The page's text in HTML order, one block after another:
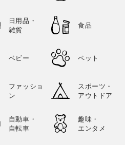
日用品・
雑貨
食品
ベビー ペット
ファッショ
ン
スポーツ・
アウトドア
自動車・
自転車
趣味・
エンタメ